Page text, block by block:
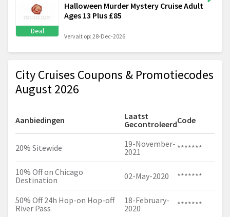
Deal
Halloween Murder Mystery Cruise Adult
Ages 13 Plus £85
Vervalt op: 28-Dec-2026
City Cruises Coupons & Promotiecodes
August 2026
Aanbiedingen
Laatst
GecontroleerdCode
20% Sitewide
19-November-
2021
*******
10% Off on Chicago
Destination
02-May-2020 *******
50% Off 24h Hop-on Hop-off
River Pass
18-February-
2020
*******